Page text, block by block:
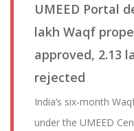
UMEED Portal
lakh Waqf
approved, 2.13
rejected
India’s six-month
under the UMEED